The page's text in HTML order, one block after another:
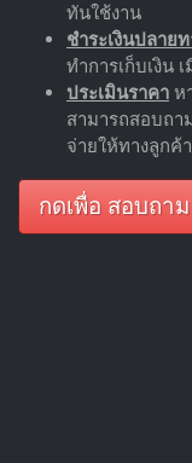
ทันใช้งาน
ชำระเงินปลายท
ทำการเก็บเงิน
ประเมินราคา ห
สามารถสอบถ
จ่ายให้ทางลูกค้
กดเพื่อ สอบถาม